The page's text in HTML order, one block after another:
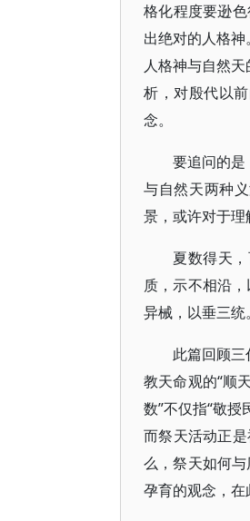
格化程度要逊
出绝对的人格
人格神与自然
析，对殷代以
念。
要追问的是
与自然天两种
景，或许对于理
夏数得天
质，示不相沿
异械，以垂三统
此篇回顾三
教天命观的“顺
数”不仅指“敬授
而祭天活动正
么，祭天如何
孕育的观念，在